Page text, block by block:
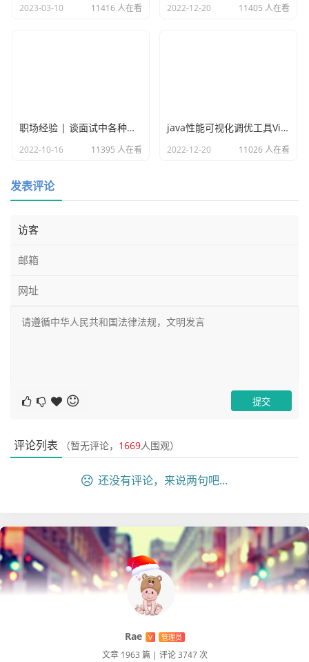
要配置下图标的信息，这里主要是选择报表类型（现状图，
我们选择Run一下，做下验证：
m按钮：
的报表信息了：
是不是非常方便？这就是Chat2db的BI报表功能，使用起来
真正的成长, 源于内心的觉醒和不懈的努力, 你的信念
和行动, 将铺就通往更好的自己的道路
2023-03-10 11416 人在看 2022-12-20 11405 人在看
职场经验 | 谈面试中各种各样的坑
2022-10-16 11395 人在看
java性能可视化调优工具VisualVM
2022-12-20 11026 人在看
发表评论
评论列表 （暂无评论， 1669人围观）
还没有评论，来说两句吧...
Rae V 管理员
文章 1963 篇 | 评论 3747 次